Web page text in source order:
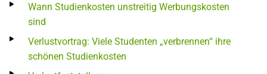
Wann Studienkosten unstreitig Werbungskosten
sind
Verlustvortrag: Viele Studenten „verbrennen“ ihre
schönen Studienkosten